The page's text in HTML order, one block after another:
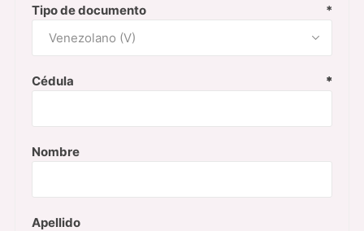
*
Tipo de documento
*
Cédula *
Nombre
Apellido